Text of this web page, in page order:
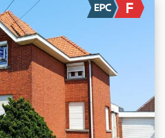
560 m²
-